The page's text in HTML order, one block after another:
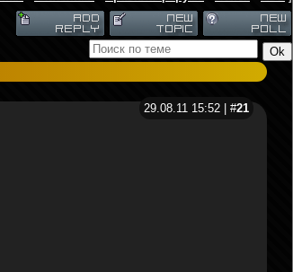
29.08.11 15:52 | #21